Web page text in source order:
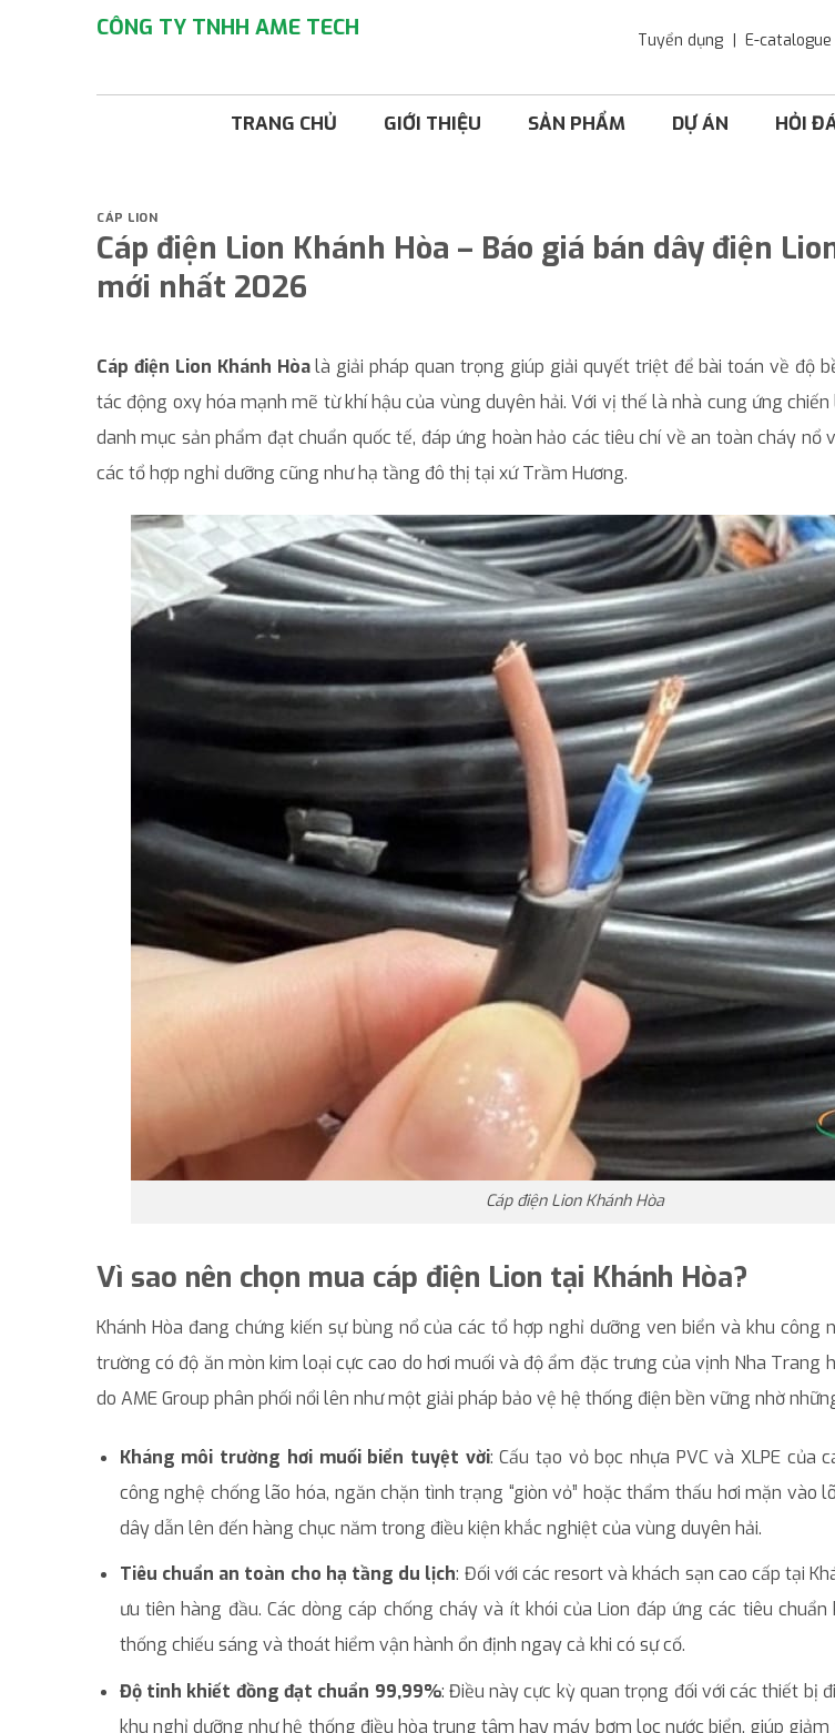
CÔNG TY TNHH AME TECH Tuyển dụng E-catalogue
TRANG CHỦ GIỚI THIỆU SẢN PHẨM DỰ ÁN HỎI
CÁP LION
Cáp điện Lion Khánh Hòa – Báo giá bán dây điện
mới nhất 2026
Cáp điện Lion Khánh Hòalà giải pháp quan trọng giúp giải quyết triệt để bài toán về độ
tác động oxy hóa mạnh mẽ từ khí hậu của vùng duyên hải. Với vị thế là nhà cung ứng chiến
danh mục sản phẩm đạt chuẩn quốc tế, đáp ứng hoàn hảo các tiêu chí về an toàn cháy nổ
các tổ hợp nghỉ dưỡng cũng như hạ tầng đô thị tại xứ Trầm Hương.
Cáp điện Lion Khánh Hòa
Vì sao nên chọn mua cáp điện Lion tại Khánh Hòa?
Khánh Hòa đang chứng kiến sự bùng nổ của các tổ hợp nghỉ dưỡng ven biển và khu công
trường có độ ăn mòn kim loại cực cao do hơi muối và độ ẩm đặc trưng của vịnh Nha Trang
do AME Group phân phối nổi lên như một giải pháp bảo vệ hệ thống điện bền vững nhờ
Kháng môi trường hơi muối biển tuyệt vời: Cấu tạo vỏ bọc nhựa PVC và XLPE của
công nghệ chống lão hóa, ngăn chặn tình trạng “giòn vỏ” hoặc thẩm thấu hơi mặn vào
dây dẫn lên đến hàng chục năm trong điều kiện khắc nghiệt của vùng duyên hải.
Tiêu chuẩn an toàn cho hạ tầng du lịch: Đối với các resort và khách sạn cao cấp tại
ưu tiên hàng đầu. Các dòng cáp chống cháy và ít khói của Lion đáp ứng các tiêu
thống chiếu sáng và thoát hiểm vận hành ổn định ngay cả khi có sự cố.
Độ tinh khiết đồng đạt chuẩn 99,99%: Điều này cực kỳ quan trọng đối với các thiết bị
khu nghỉ dưỡng như hệ thống điều hòa trung tâm hay máy bơm lọc nước biển, giúp